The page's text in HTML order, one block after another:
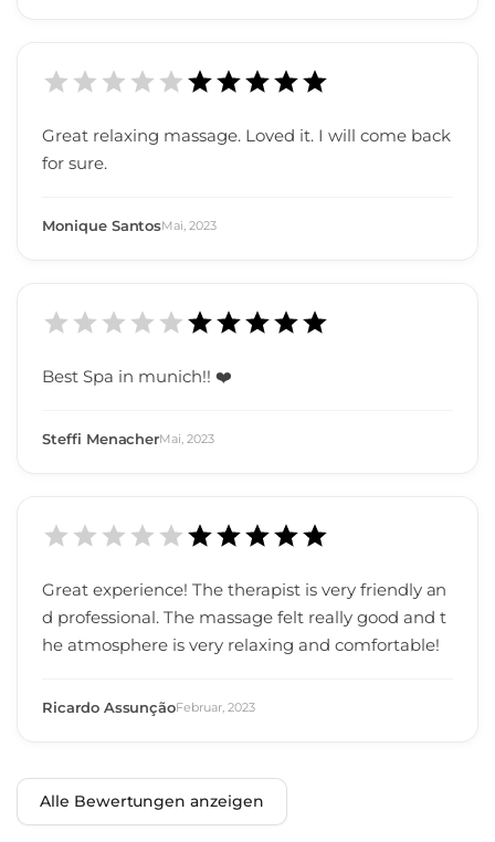
Great relaxing massage. Loved it. I will come back
for sure.
Monique SantosMai ,2023
Best Spa in munich!! ❤️
Steffi MenacherMai ,2023
Great experience! The therapist is very friendly an
d professional. The massage felt really good and t
he atmosphere is very relaxing and comfortable!
Ricardo AssunçãoFebruar, 2023
Alle Bewertungen anzeigen